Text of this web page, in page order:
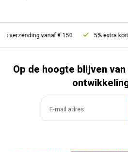
verzending vanaf € 150 5% extra
Op de hoogte blijven